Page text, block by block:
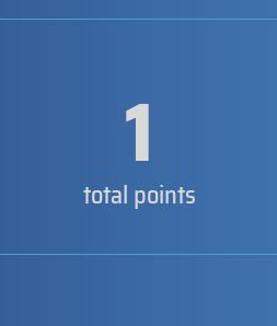
1
total points